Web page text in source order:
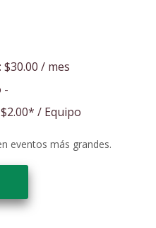
$30.00 / mes
-
$2.00* / Equipo
eventos más grandes.